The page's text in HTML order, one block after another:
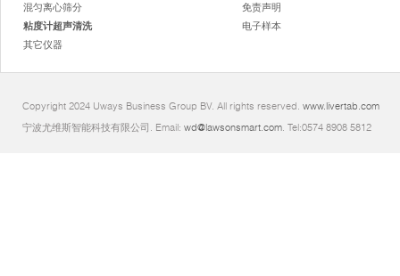
混匀离心筛分
粘度计超声清洗
其它仪器
免责声明
电子样本
Copyright 2024 Uways Business Group BV. All rights reserved. www.livertab.com
宁波尤维斯智能科技有限公司. Email: wd@lawsonsmart.com. Tel:0574 8908 5812